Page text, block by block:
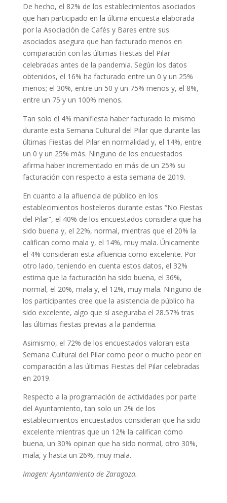
De hecho, el 82% de los establecimientos asociados
que han participado en la última encuesta elaborada
por la Asociación de Cafés y Bares entre sus
asociados asegura que han facturado menos en
comparación con las últimas Fiestas del Pilar
celebradas antes de la pandemia. Según los datos
obtenidos, el 16% ha facturado entre un 0 y un 25%
menos; el 30%, entre un 50 y un 75% menos y, el 8%,
entre un 75 y un 100% menos.
Tan solo el 4% manifiesta haber facturado lo mismo
durante esta Semana Cultural del Pilar que durante las
últimas Fiestas del Pilar en normalidad y, el 14%, entre
un 0 y un 25% más. Ninguno de los encuestados
afirma haber incrementado en más de un 25% su
facturación con respecto a esta semana de 2019.
En cuanto a la afluencia de público en los
establecimientos hosteleros durante estas “No Fiestas
del Pilar”, el 40% de los encuestados considera que ha
sido buena y, el 22%, normal, mientras que el 20% la
califican como mala y, el 14%, muy mala. Únicamente
el 4% consideran esta afluencia como excelente. Por
otro lado, teniendo en cuenta estos datos, el 32%
estima que la facturación ha sido buena, el 36%,
normal, el 20%, mala y, el 12%, muy mala. Ninguno de
los participantes cree que la asistencia de público ha
sido excelente, algo que sí aseguraba el 28.57% tras
las últimas fiestas previas a la pandemia.
Asimismo, el 72% de los encuestados valoran esta
Semana Cultural del Pilar como peor o mucho peor en
comparación a las últimas Fiestas del Pilar celebradas
en 2019.
Respecto a la programación de actividades por parte
del Ayuntamiento, tan solo un 2% de los
establecimientos encuestados consideran que ha sido
excelente mientras que un 12% la califican como
buena, un 30% opinan que ha sido normal, otro 30%,
mala, y hasta un 26%, muy mala.
Imagen: Ayuntamiento de Zaragoza.